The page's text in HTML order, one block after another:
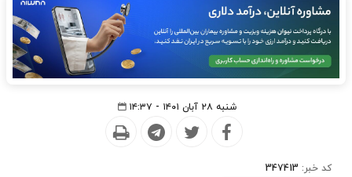
شنبه ۲۸ آبان ۱۴۰۱ - ۱۴:۳۷
کد خبر: 347413